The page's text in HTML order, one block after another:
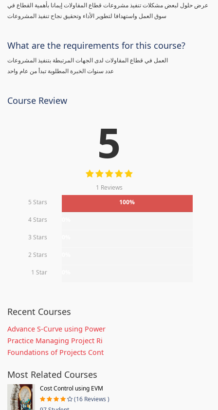
عرض حلول لبعض مشكلات تنفيذ مشروعات قطاع المقاولات إيمانا بأهمية القطاع في
سوق العمل واستهدافا لتطوير الأداء وتحقيق نجاح تنفيذ المشروعات
What are the requirements for this course?
عدد سنوات الخبرة المطلوبة تبدأ من عام واحد
Course Review
5
1 Reviews
5 Stars
100%
4 Stars
3 Stars
2 Stars
1 Star
Recent Courses
Advance S-Curve using Power
Practice Managing Project Ri
Foundations of Projects Cont
Most Related Courses
Cost Control using EVM
(16 Reviews )